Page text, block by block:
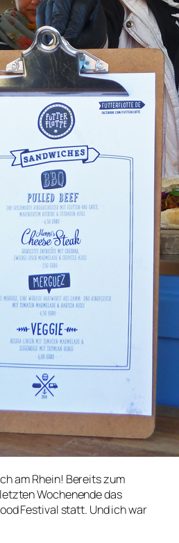
am Rhein! Bereits zum
Wochenende das
Festival statt. Und ich war